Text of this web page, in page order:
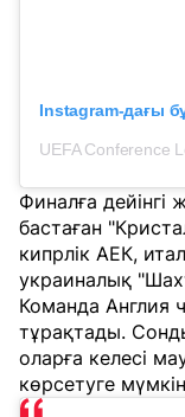
Instagram-дағы
Финалға
бастаған
кипрлік АЕК,
украиналық
Команда Англия
тұрақтады.
оларға келесі
көрсетуге